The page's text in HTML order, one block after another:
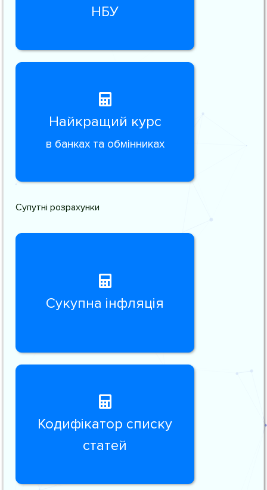
НБУ
Найкращий курс
в банках та обмінниках
Супутні розрахунки
Сукупна інфляція
Кодифікатор списку
статей